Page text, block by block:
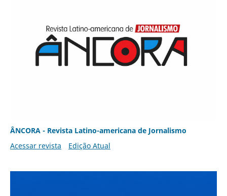
ÂNCORA - Revista Latino-americana de Jornalismo
Acessar revista
Edição Atual